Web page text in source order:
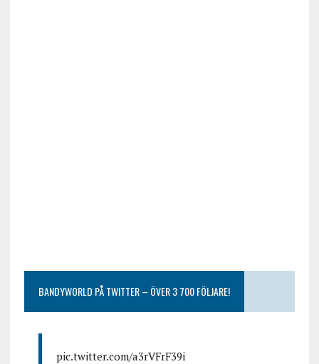
BANDYWORLD PÅ TWITTER – ÖVER 3 700 FÖLJARE!
pic.twitter.com/a3rVFrF39i